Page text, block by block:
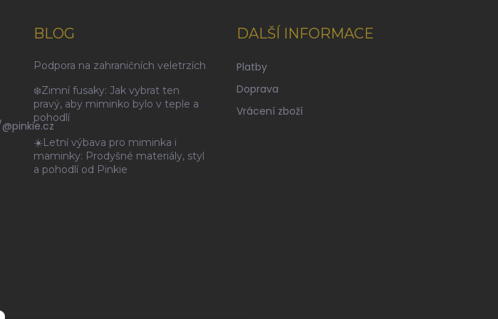
BLOG
Podpora na zahraničních veletrzích
❄️Zimní fusaky: Jak vybrat ten
pravý, aby miminko bylo v teple a
pohodlí
☀️Letní výbava pro miminka i
maminky: Prodyšné materiály, styl
a pohodlí od Pinkie
DALŠÍ INFORMACE
Platby
Doprava
Vrácení zboží